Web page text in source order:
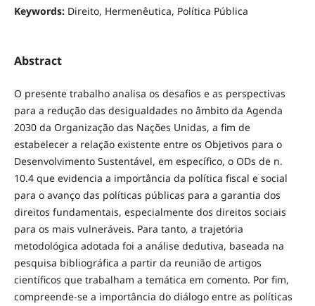
Keywords: Direito, Hermenêutica, Política Pública
Abstract
O presente trabalho analisa os desafios e as perspectivas
para a redução das desigualdades no âmbito da Agenda
2030 da Organização das Nações Unidas, a fim de
estabelecer a relação existente entre os Objetivos para o
Desenvolvimento Sustentável, em específico, o ODs de n.
10.4 que evidencia a importância da política fiscal e social
para o avanço das políticas públicas para a garantia dos
direitos fundamentais, especialmente dos direitos sociais
para os mais vulneráveis. Para tanto, a trajetória
metodológica adotada foi a análise dedutiva, baseada na
pesquisa bibliográfica a partir da reunião de artigos
científicos que trabalham a temática em comento. Por fim,
compreende-se a importância do diálogo entre as políticas